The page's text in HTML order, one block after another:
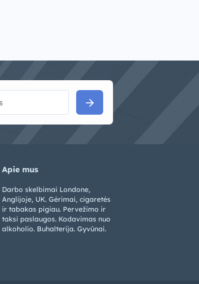
arrow_forward
Apie mus
Darbo skelbimai Londone,
Anglijoje, UK. Gėrimai, cigaretės
ir tabakas pigiau. Pervežimo ir
taksi paslaugos. Kodavimas nuo
alkoholio. Buhalterija. Gyvūnai.